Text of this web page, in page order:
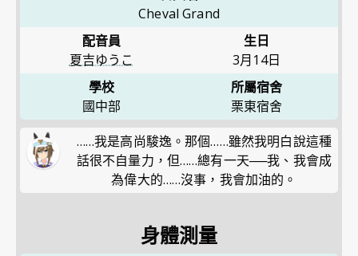
Cheval Grand
配音員
夏吉ゆうこ
生日
3月14日
學校
國中部
所屬宿舍
栗東宿舍
……我是高尚駿逸。那個……雖然我明白說這種
話很不自量力，但……總有一天──我、我會成
為偉大的……沒事，我會加油的。
身體測量